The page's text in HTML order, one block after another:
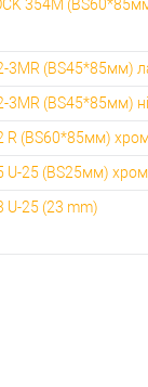
354M
3MR (BS45*85мм)
3MR (BS45*85мм)
R (BS60*85мм)
U-25 (BS25мм) хром
U-25 (23 mm)